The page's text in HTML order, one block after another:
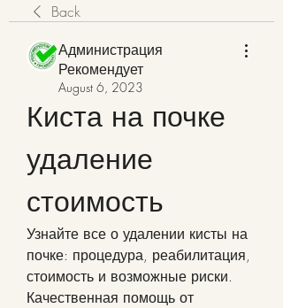
Back
Администрация
Рекомендует
August 6, 2023
Киста на почке
удаление
стоимость
Узнайте все о удалении кисты на
почке: процедура, реабилитация,
стоимость и возможные риски.
Качественная помощь от